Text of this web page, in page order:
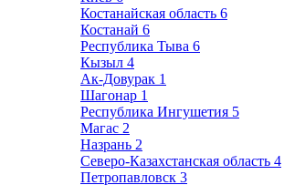
Костанайская область 6
Костанай 6
Республика Тыва 6
Кызыл 4
Ак-Довурак 1
Шагонар 1
Республика Ингушетия 5
Магас 2
Назрань 2
Северо-Казахстанская область 4
Петропавловск 3